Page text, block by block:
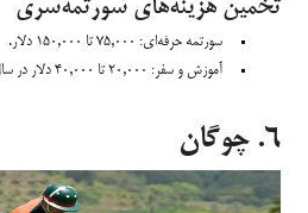
تخمین هزینه‌های سورتمه‌سُری
سورتمه حرفه‌ای: ۷۵,۰۰۰ تا ۱۵۰,۰۰۰ دلار.
آموزش و سفر: ۲۰,۰۰۰ تا ۴۰,۰۰۰ دلار در سال.
۶. چوگان